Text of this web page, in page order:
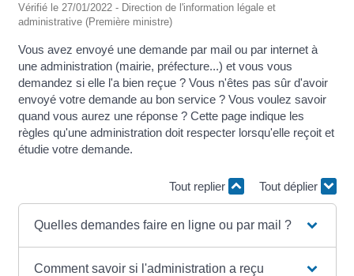
Vérifié le 27/01/2022 - Direction de l'information légale et
administrative (Première ministre)
Vous avez envoyé une demande par mail ou par internet à
une administration (mairie, préfecture...) et vous vous
demandez si elle l'a bien reçue ? Vous n'êtes pas sûr d'avoir
envoyé votre demande au bon service ? Vous voulez savoir
quand vous aurez une réponse ? Cette page indique les
règles qu'une administration doit respecter lorsqu'elle reçoit et
étudie votre demande.
Tout replier Tout déplier
Quelles demandes faire en ligne ou par mail ?
Comment savoir si l'administration a reçu